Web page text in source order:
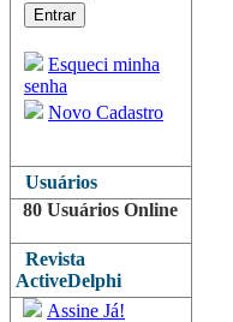
Esqueci minha
senha
Novo Cadastro
Usuários
80 Usuários Online
Revista
ActiveDelphi
Assine Já!